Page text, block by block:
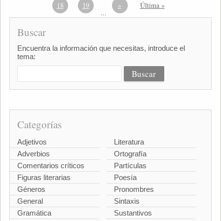
18 19
...
» Última »
Buscar
Encuentra la información que necesitas, introduce el
tema:
Categorías
Adjetivos
Adverbios
Comentarios críticos
Figuras literarias
Géneros
General
Gramática
Literatura
Ortografía
Partículas
Poesía
Pronombres
Sintaxis
Sustantivos